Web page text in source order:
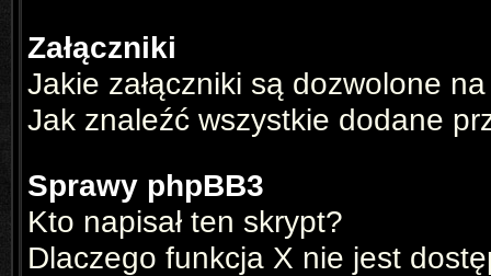
Załączniki
Jakie załączniki są dozwolone
Jak znaleźć wszystkie dodane
Sprawy phpBB3
Kto napisał ten skrypt?
Dlaczego funkcja X nie jest